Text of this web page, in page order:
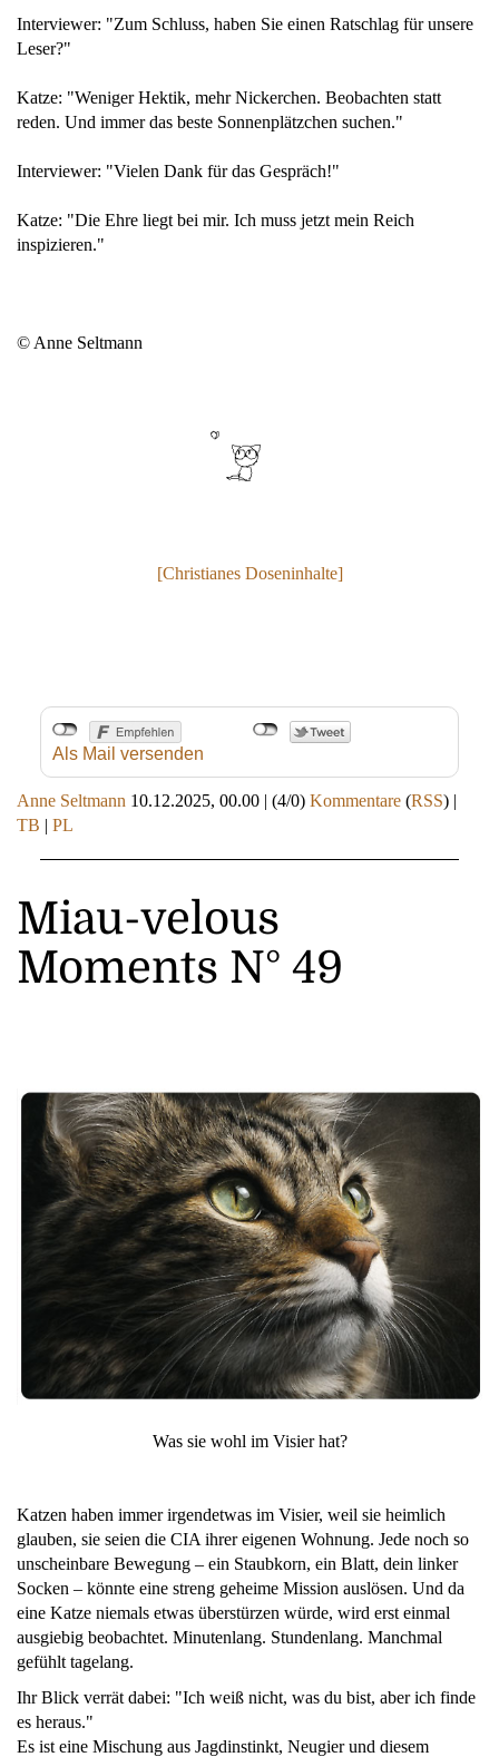
Interviewer: "Zum Schluss, haben Sie einen Ratschlag für unsere
Leser?"
Katze: "Weniger Hektik, mehr Nickerchen. Beobachten statt
reden. Und immer das beste Sonnenplätzchen suchen."
Interviewer: "Vielen Dank für das Gespräch!"
Katze: "Die Ehre liegt bei mir. Ich muss jetzt mein Reich
inspizieren."
© Anne Seltmann
[Christianes Doseninhalte]
Als Mail versenden
Anne Seltmann 10.12.2025, 00.00 | (4/0) Kommentare (RSS) |
TB | PL
Miau-velous
Moments N° 49
Was sie wohl im Visier hat?
Katzen haben immer irgendetwas im Visier, weil sie heimlich
glauben, sie seien die CIA ihrer eigenen Wohnung. Jede noch so
unscheinbare Bewegung – ein Staubkorn, ein Blatt, dein linker
Socken – könnte eine streng geheime Mission auslösen. Und da
eine Katze niemals etwas überstürzen würde, wird erst einmal
ausgiebig beobachtet. Minutenlang. Stundenlang. Manchmal
gefühlt tagelang.
Ihr Blick verrät dabei: "Ich weiß nicht, was du bist, aber ich finde
es heraus."
Es ist eine Mischung aus Jagdinstinkt, Neugier und diesem